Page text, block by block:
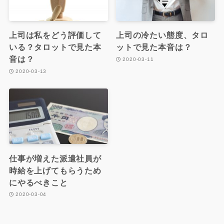
上司は私をどう評価して
いる？タロットで見た本
音は？
2020-03-13
上司の冷たい態度、タロ
ットで見た本音は？
2020-03-11
仕事が増えた派遣社員が
時給を上げてもらうため
にやるべきこと
2020-03-04